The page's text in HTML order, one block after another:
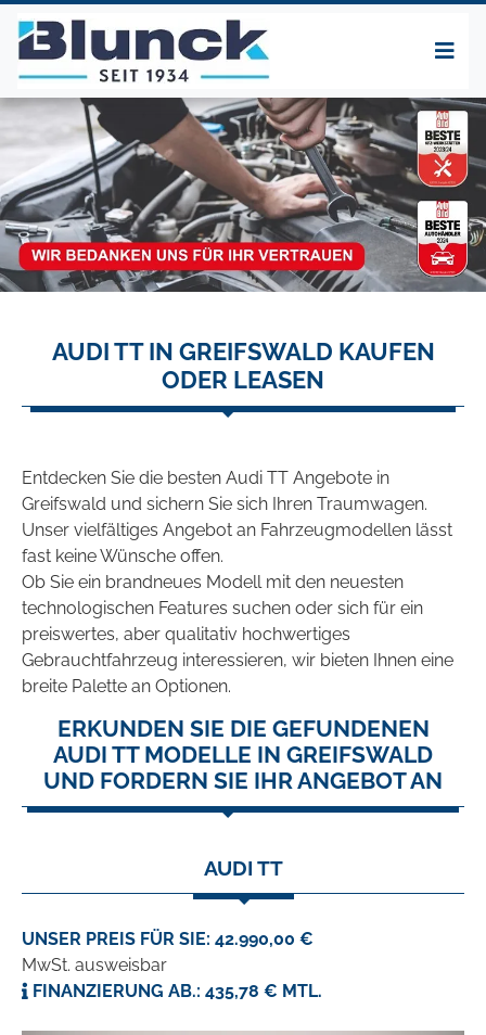
AUDI TT IN GREIFSWALD KAUFEN
ODER LEASEN
Entdecken Sie die besten Audi TT Angebote in
Greifswald und sichern Sie sich Ihren Traumwagen.
Unser vielfältiges Angebot an Fahrzeugmodellen lässt
fast keine Wünsche offen.
Ob Sie ein brandneues Modell mit den neuesten
technologischen Features suchen oder sich für ein
preiswertes, aber qualitativ hochwertiges
Gebrauchtfahrzeug interessieren, wir bieten Ihnen eine
breite Palette an Optionen.
ERKUNDEN SIE DIE GEFUNDENEN
AUDI TT MODELLE IN GREIFSWALD
UND FORDERN SIE IHR ANGEBOT AN
AUDI TT
UNSER PREIS FÜR SIE: 42.990,00 €
MwSt. ausweisbar
FINANZIERUNG AB.: 435,78 € MTL.